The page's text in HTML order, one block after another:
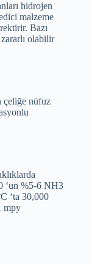
hidrojen
malzeme
Bazı
olabilir
çeliğe nüfuz
‘un %5-6 NH3
‘ta 30,000
mpy